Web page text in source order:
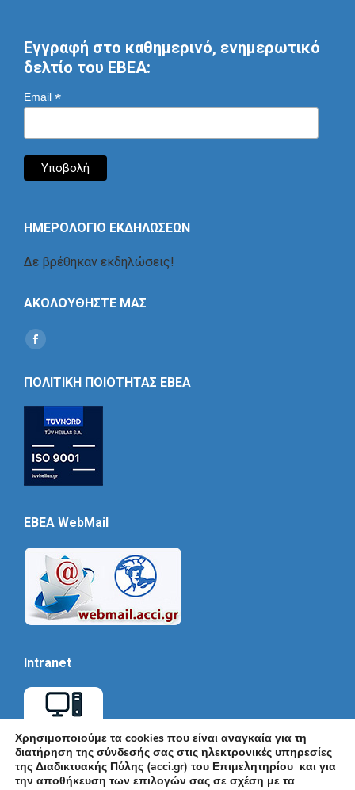
Εγγραφή στο καθημερινό, ενημερωτικό
δελτίο του ΕΒΕΑ:
Email *
ΗΜΕΡΟΛΟΓΙΟ ΕΚΔΗΛΩΣΕΩΝ
Δε βρέθηκαν εκδηλώσεις!
ΑΚΟΛΟΥΘΗΣΤΕ ΜΑΣ
Find us on:
Social
ΠΟΛΙΤΙΚΗ ΠΟΙΟΤΗΤΑΣ ΕΒΕΑ
EBEA WebMail
Intranet
Χρησιμοποιούμε τα cookies που είναι αναγκαία για τη
διατήρηση της σύνδεσής σας στις ηλεκτρονικές υπηρεσίες
της Διαδικτυακής Πύλης (acci.gr) του Επιμελητηρίου και για
την αποθήκευση των επιλογών σας σε σχέση με τα